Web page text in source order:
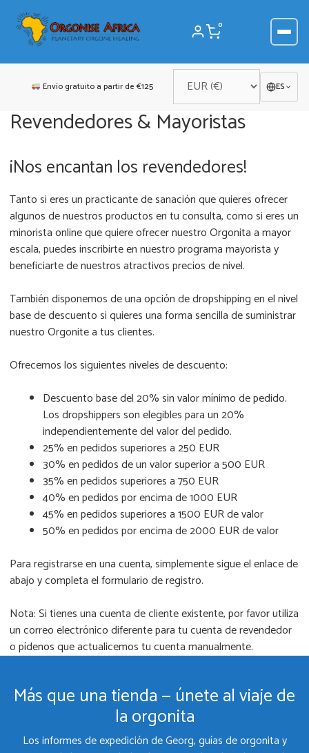
contenido
0
Envío gratuito a partir de €125 ES
Revendedores & Mayoristas
¡Nos encantan los revendedores!
Tanto si eres un practicante de sanación que quieres ofrecer
algunos de nuestros productos en tu consulta, como si eres un
minorista online que quiere ofrecer nuestro Orgonita a mayor
escala, puedes inscribirte en nuestro programa mayorista y
beneficiarte de nuestros atractivos precios de nivel.
También disponemos de una opción de dropshipping en el nivel
base de descuento si quieres una forma sencilla de suministrar
nuestro Orgonite a tus clientes.
Ofrecemos los siguientes niveles de descuento:
Descuento base del 20% sin valor mínimo de pedido.
Los dropshippers son elegibles para un 20%
independientemente del valor del pedido.
25% en pedidos superiores a 250 EUR
30% en pedidos de un valor superior a 500 EUR
35% en pedidos superiores a 750 EUR
40% en pedidos por encima de 1000 EUR
45% en pedidos superiores a 1500 EUR de valor
50% en pedidos por encima de 2000 EUR de valor
Para registrarse en una cuenta, simplemente sigue el enlace de
abajo y completa el formulario de registro.
Nota: Si tienes una cuenta de cliente existente, por favor utiliza
un correo electrónico diferente para tu cuenta de revendedor
o pídenos que actualicemos tu cuenta manualmente.
Más que una tienda — únete al viaje de
la orgonita
Los informes de expedición de Georg, guías de orgonita y